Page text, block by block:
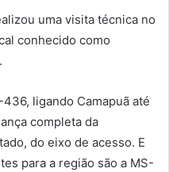
uma visita técnica no
conhecido como
ligando Camapuã até
completa da
do eixo de acesso. E
para a região são a MS-